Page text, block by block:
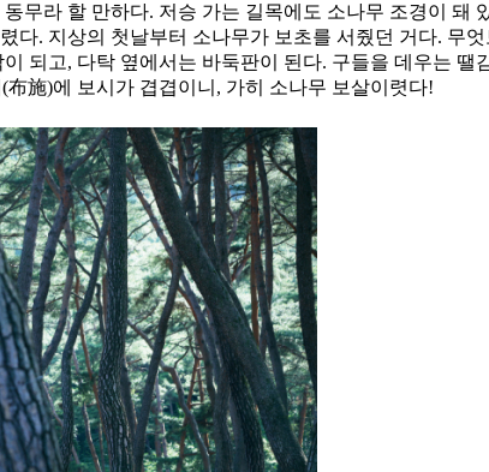
무라 할 만하다. 저승 가는 길목에도 소나무 조경이 돼
. 지상의 첫날부터 소나무가 보초를 서줬던 거다. 무
되고, 다탁 옆에서는 바둑판이 된다. 구들을 데우는 땔
施)에 보시가 겹겹이니, 가히 소나무 보살이렷다!